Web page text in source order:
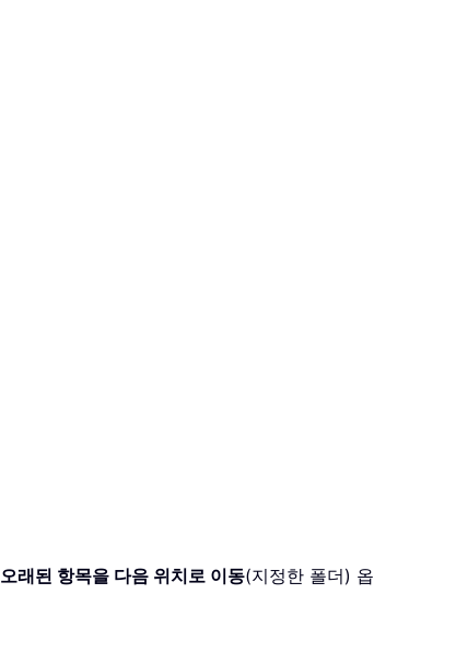
오래된 항목을 다음 위치로 이동(지정한 폴더) 옵